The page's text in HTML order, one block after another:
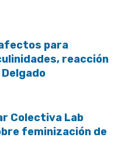
para
reacción
Colectiva Lab
feminización de